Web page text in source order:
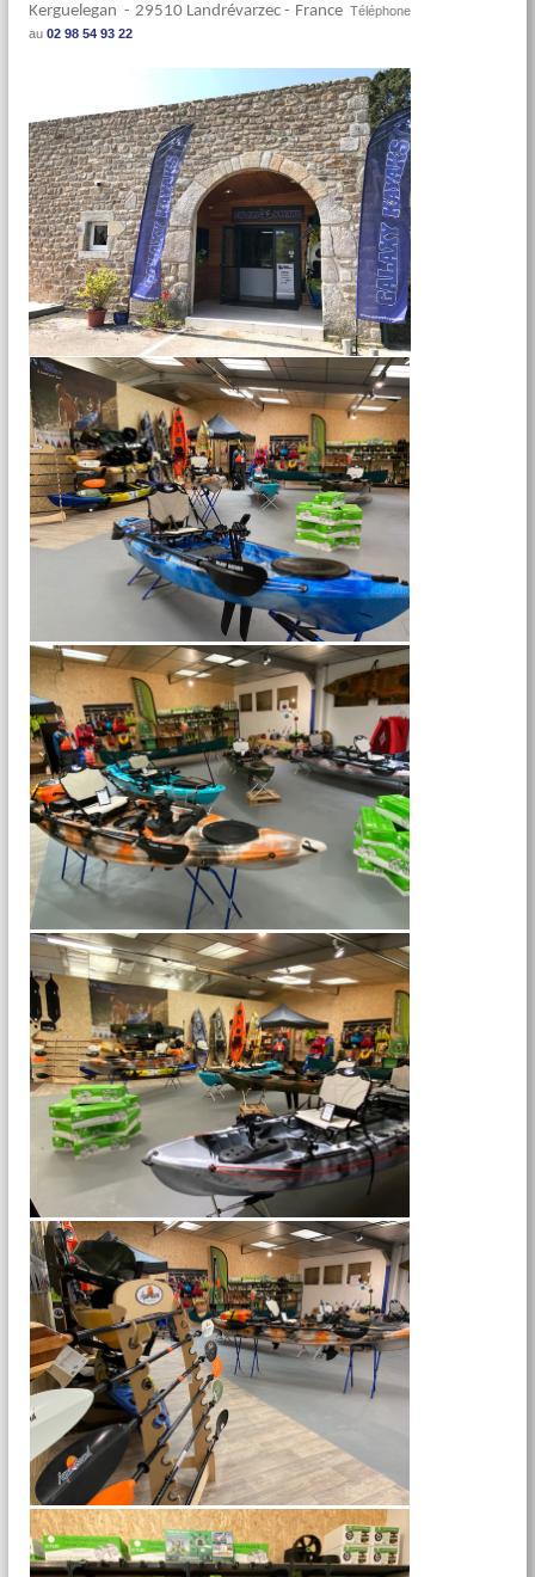
Kerguelegan - 29510 Landrévarzec - France Téléphone
au 02 98 54 93 22